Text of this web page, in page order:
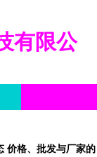
有限公
价格、批发与厂家的